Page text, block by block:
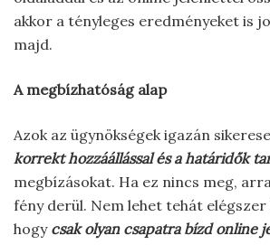
akkor a tényleges eredményeket is
majd.
A megbízhatóság alap
Azok az ügynökségek igazán
korrekt hozzáállással és a határidők
megbízásokat. Ha ez nincs meg,
fény derül. Nem lehet tehát elégszer
hogy csak olyan csapatra bízd online